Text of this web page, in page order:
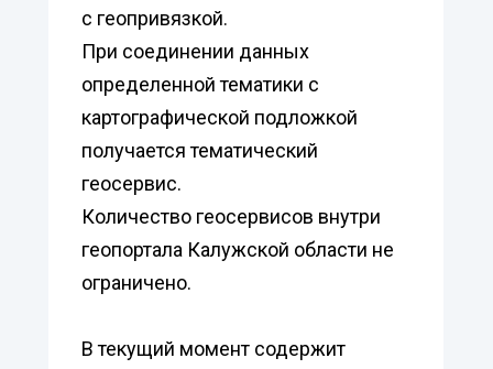
с геопривязкой.
При соединении данных
определенной тематики с
картографической подложкой
получается тематический
геосервис.
Количество геосервисов внутри
геопортала Калужской области не
ограничено.
В текущий момент содержит